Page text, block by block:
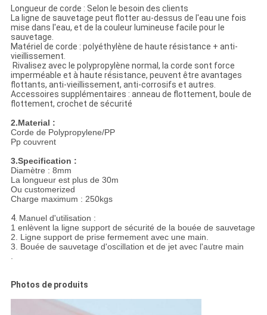
Longueur de corde : Selon le besoin des clients
La ligne de sauvetage peut flotter au-dessus de l'eau une fois
mise dans l'eau, et de la couleur lumineuse facile pour le
sauvetage.
Matériel de corde : polyéthylène de haute résistance + anti-
vieillissement.
Rivalisez avec le polypropylène normal, la corde sont force
imperméable et à haute résistance, peuvent être avantages
flottants, anti-vieillissement, anti-corrosifs et autres.
Accessoires supplémentaires : anneau de flottement, boule de
flottement, crochet de sécurité
2.Material :
Corde de Polypropylene/PP
Pp couvrent
3.Specification :
Diamètre : 8mm
La longueur est plus de 30m
Ou customerized
Charge maximum : 250kgs
4. Manuel d'utilisation :
1 enlèvent la ligne support de sécurité de la bouée de sauvetage
2. Ligne support de prise fermement avec une main.
3. Bouée de sauvetage d'oscillation et de jet avec l'autre main
.
Photos de produits